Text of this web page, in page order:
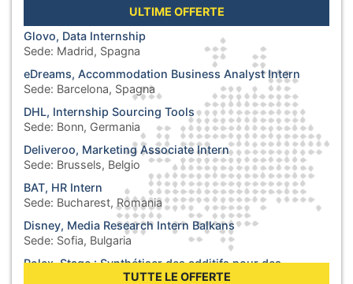
ULTIME OFFERTE
Glovo, Data Internship
Sede: Madrid, Spagna
eDreams, Accommodation Business Analyst Intern
Sede: Barcelona, Spagna
DHL, Internship Sourcing Tools
Sede: Bonn, Germania
Deliveroo, Marketing Associate Intern
Sede: Brussels, Belgio
BAT, HR Intern
Sede: Bucharest, Romania
Disney, Media Research Intern Balkans
Sede: Sofia, Bulgaria
Rolex, Stage : Synthétiser des additifs pour des
TUTTE LE OFFERTE